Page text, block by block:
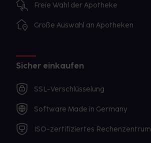
Freie Wahl der Apotheke
Große Auswahl an Apotheken
Sicher einkaufen
SSL-Verschlüsselung
Software Made in Germany
ISO-zertifiziertes Rechenzentrum